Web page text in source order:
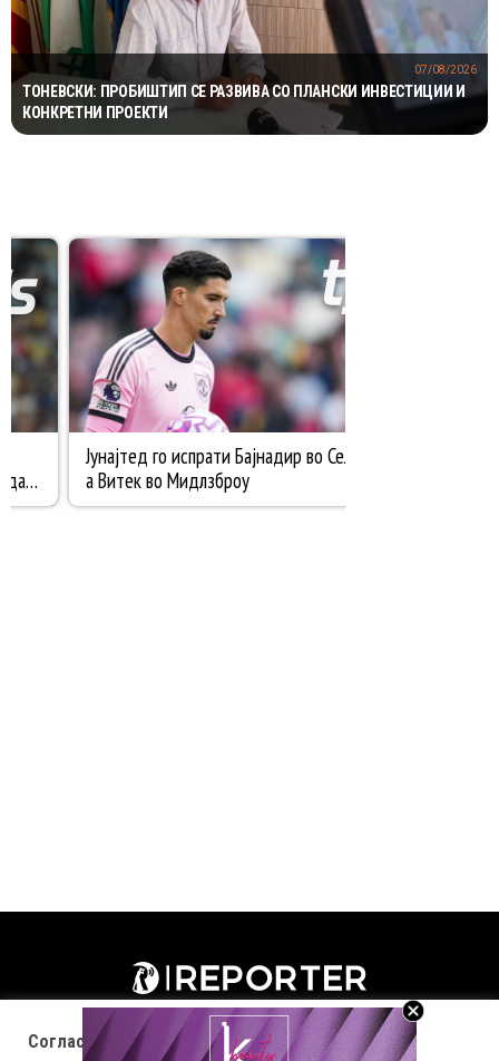
ТОНЕВСКИ: ПРОБИШТИП СЕ РАЗВИВА СО ПЛАНСКИ ИНВЕСТИЦИИ И
КОНКРЕТНИ ПРОЕКТИ
07/08/2026
Согласност за колачиња (cookies)